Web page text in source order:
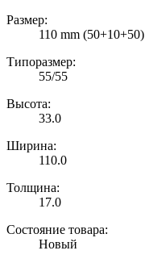
Размер:
110 mm (50+10+50)
Типоразмер:
55/55
Высота:
33.0
Ширина:
110.0
Толщина:
17.0
Состояние товара:
Новый